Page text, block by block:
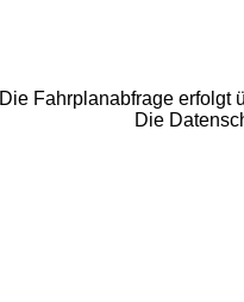
Die Fahrplanabfrage erfolgt
Die